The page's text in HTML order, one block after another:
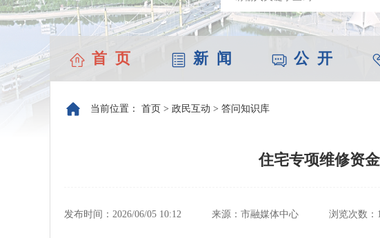
首 页 新 闻 公 开
当前位置： 首页 > 政民互动 > 答问知识库
住宅专项维修资
发布时间：2026/06/05 10:12 来源：市融媒体中心 浏览次数：